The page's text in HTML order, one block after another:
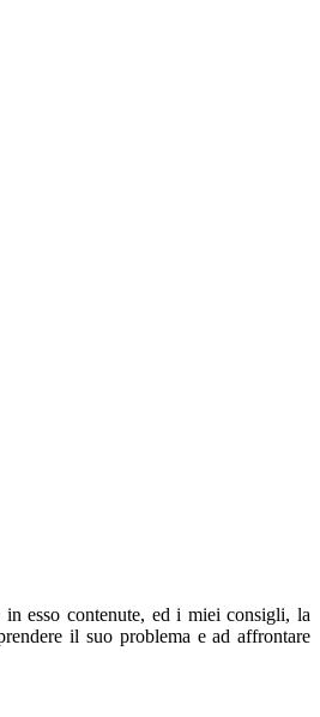
esso contenute, ed i miei consigli, la
il suo problema e ad affrontare